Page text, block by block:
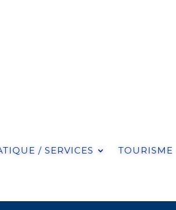
/ SERVICES TOURISME